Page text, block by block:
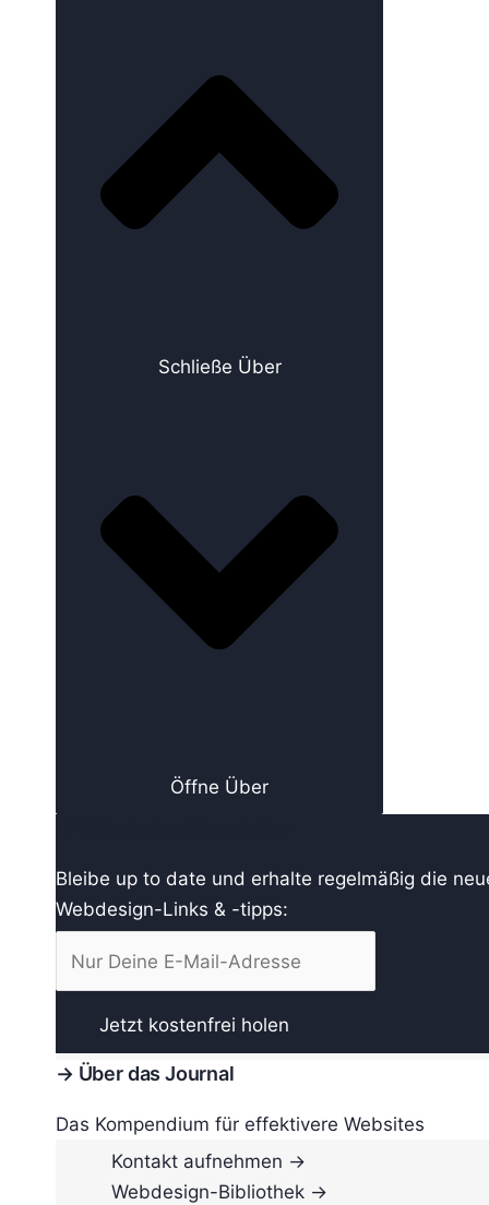
Schließe Über
Öffne Über
Bleibe up to date und erhalte regelmäßig die
Webdesign-Links & -tipps:
→ Über das Journal
Das Kompendium für effektivere Websites
Kontakt aufnehmen →
Webdesign-Bibliothek →